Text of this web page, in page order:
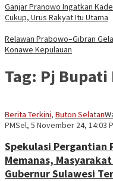
Ganjar Pranowo Ingatkan
Cukup, Urus Rakyat Itu Utama
Relawan Prabowo–Gibran
Konawe Kepulauan
Tag: Pj Bupati
Berita Terkini, Buton Selatan
PMSel, 5 November 24, 14:03
Spekulasi Pergantian
Memanas,
Gubernur Sulawesi